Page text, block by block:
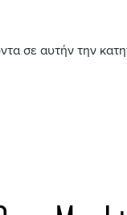
σε αυτήν την